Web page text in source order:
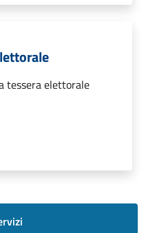
tessera elettorale